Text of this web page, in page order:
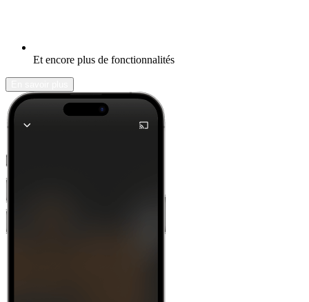
Et encore plus de fonctionnalités